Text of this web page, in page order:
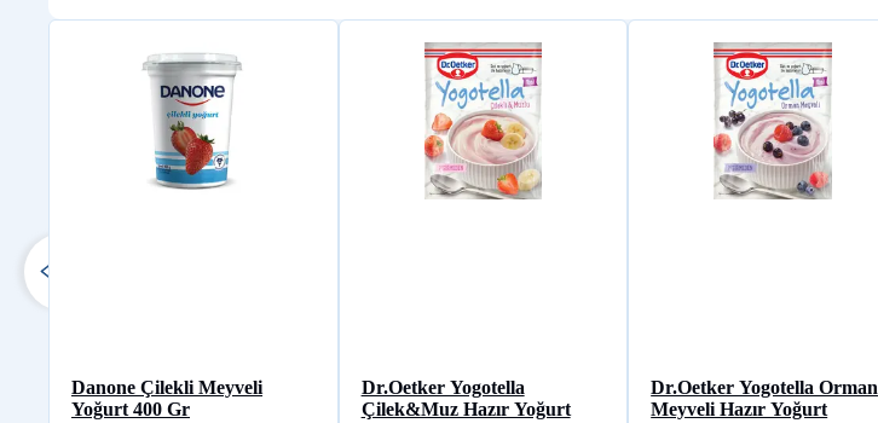
Danone Çilekli Meyveli
Yoğurt 400 Gr
Dr.Oetker Yogotella
Çilek&Muz Hazır Yoğurt
Dr.Oetker Yogotella Orman
Meyveli Hazır Yoğurt